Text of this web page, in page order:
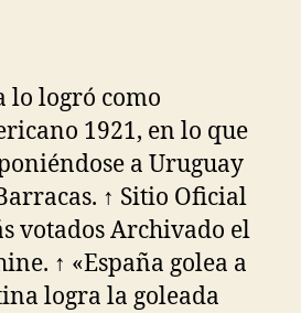
logró como
1921, en lo que
a Uruguay
↑ Sitio Oficial
votados Archivado el
↑ «España golea a
logra la goleada